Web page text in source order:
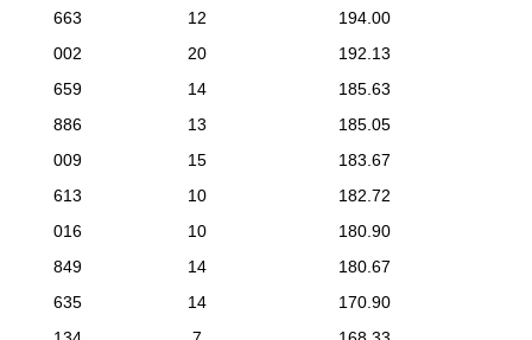
663
12
194.00
002
20
192.13
659
14
185.63
886
13
185.05
009
15
183.67
613
10
182.72
016
10
180.90
849
14
180.67
635
14
170.90